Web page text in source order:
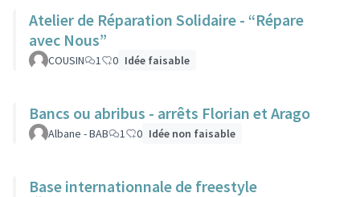
Atelier de Réparation Solidaire - “Répare
avec Nous”
COUSIN 1 0 Idée faisable
Bancs ou abribus - arrêts Florian et Arago
Albane - BAB 1 0 Idée non faisable
Base internationnale de freestyle